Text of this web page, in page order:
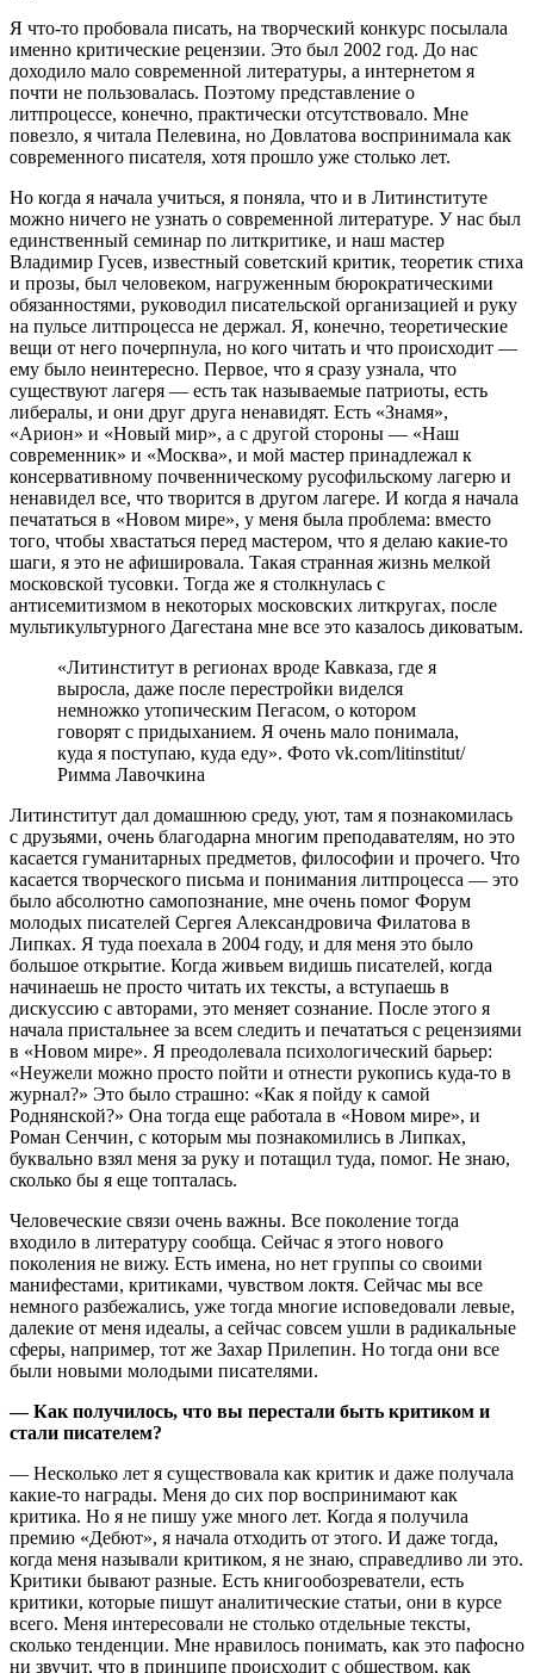
Я что-то пробовала писать, на творческий конкурс посылала
именно критические рецензии. Это был 2002 год. До нас
доходило мало современной литературы, а интернетом я
почти не пользовалась. Поэтому представление о
литпроцессе, конечно, практически отсутствовало. Мне
повезло, я читала Пелевина, но Довлатова воспринимала как
современного писателя, хотя прошло уже столько лет.
Но когда я начала учиться, я поняла, что и в Литинституте
можно ничего не узнать о современной литературе. У нас был
единственный семинар по литкритике, и наш мастер
Владимир Гусев, известный советский критик, теоретик стиха
и прозы, был человеком, нагруженным бюрократическими
обязанностями, руководил писательской организацией и руку
на пульсе литпроцесса не держал. Я, конечно, теоретические
вещи от него почерпнула, но кого читать и что происходит —
ему было неинтересно. Первое, что я сразу узнала, что
существуют лагеря — есть так называемые патриоты, есть
либералы, и они друг друга ненавидят. Есть «Знамя»,
«Арион» и «Новый мир», а с другой стороны — «Наш
современник» и «Москва», и мой мастер принадлежал к
консервативному почвенническому русофильскому лагерю и
ненавидел все, что творится в другом лагере. И когда я начала
печататься в «Новом мире», у меня была проблема: вместо
того, чтобы хвастаться перед мастером, что я делаю какие-то
шаги, я это не афишировала. Такая странная жизнь мелкой
московской тусовки. Тогда же я столкнулась с
антисемитизмом в некоторых московских литкругах, после
мультикультурного Дагестана мне все это казалось диковатым.
«Литинститут в регионах вроде Кавказа, где я
выросла, даже после перестройки виделся
немножко утопическим Пегасом, о котором
говорят с придыханием. Я очень мало понимала,
куда я поступаю, куда еду». Фото vk.com/litinstitut/
Римма Лавочкина
Литинститут дал домашнюю среду, уют, там я познакомилась
с друзьями, очень благодарна многим преподавателям, но это
касается гуманитарных предметов, философии и прочего. Что
касается творческого письма и понимания литпроцесса — это
было абсолютно самопознание, мне очень помог Форум
молодых писателей Сергея Александровича Филатова в
Липках. Я туда поехала в 2004 году, и для меня это было
большое открытие. Когда живьем видишь писателей, когда
начинаешь не просто читать их тексты, а вступаешь в
дискуссию с авторами, это меняет сознание. После этого я
начала пристальнее за всем следить и печататься с рецензиями
в «Новом мире». Я преодолевала психологический барьер:
«Неужели можно просто пойти и отнести рукопись куда-то в
журнал?» Это было страшно: «Как я пойду к самой
Роднянской?» Она тогда еще работала в «Новом мире», и
Роман Сенчин, с которым мы познакомились в Липках,
буквально взял меня за руку и потащил туда, помог. Не знаю,
сколько бы я еще топталась.
Человеческие связи очень важны. Все поколение тогда
входило в литературу сообща. Сейчас я этого нового
поколения не вижу. Есть имена, но нет группы со своими
манифестами, критиками, чувством локтя. Сейчас мы все
немного разбежались, уже тогда многие исповедовали левые,
далекие от меня идеалы, а сейчас совсем ушли в радикальные
сферы, например, тот же Захар Прилепин. Но тогда они все
были новыми молодыми писателями.
— Как получилось, что вы перестали быть критиком и
стали писателем?
— Несколько лет я существовала как критик и даже получала
какие-то награды. Меня до сих пор воспринимают как
критика. Но я не пишу уже много лет. Когда я получила
премию «Дебют», я начала отходить от этого. И даже тогда,
когда меня называли критиком, я не знаю, справедливо ли это.
Критики бывают разные. Есть книгообозреватели, есть
критики, которые пишут аналитические статьи, они в курсе
всего. Меня интересовали не столько отдельные тексты,
сколько тенденции. Мне нравилось понимать, как это пафосно
ни звучит, что в принципе происходит с обществом, как